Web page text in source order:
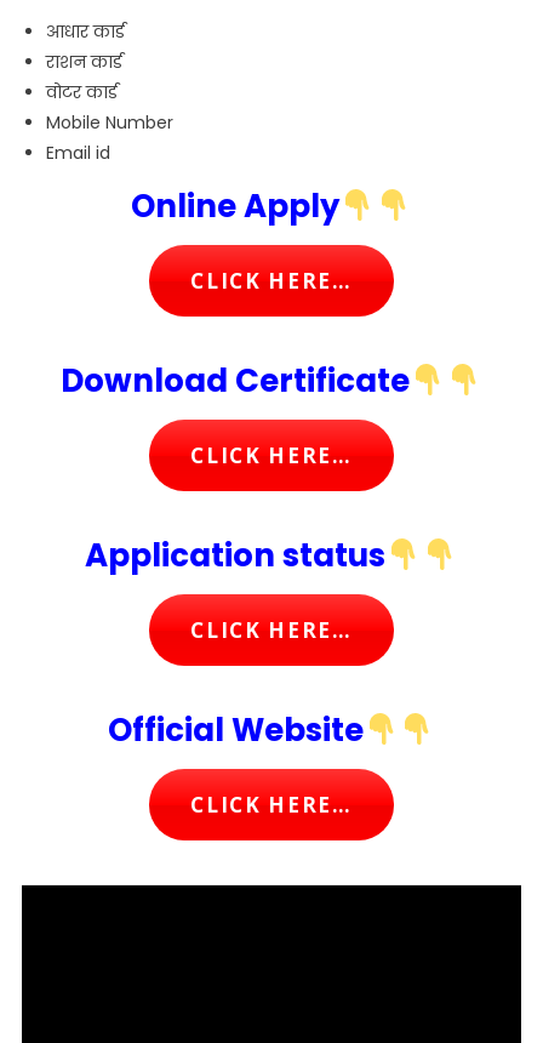
आधार कार्ड
राशन कार्ड
वोटर कार्ड
Mobile Number
Email id
Online Apply
CLICK HERE…
Download Certificate
CLICK HERE…
Application status
CLICK HERE…
Official Website
CLICK HERE…